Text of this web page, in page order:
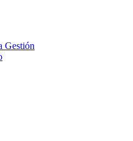
Gestión